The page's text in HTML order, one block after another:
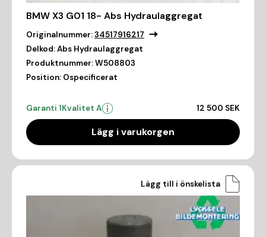
BMW X3 G01 18- Abs Hydraulaggregat
Originalnummer:34517916217
Delkod:Abs Hydraulaggregat
Produktnummer:W508803
Position: Ospecificerat
Garanti 1Kvalitet A 12 500 SEK
Lägg i varukorgen
Lägg till i önskelista